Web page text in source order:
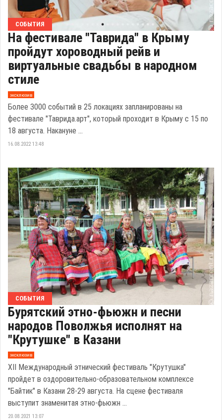
СОБЫТИЯ
На фестивале "Таврида" в Крыму
пройдут хороводный рейв и
виртуальные свадьбы в народном
стиле
эксклюзив
Более 3000 событий в 25 локациях запланированы на
фестивале "Таврида.арт", который проходит в Крыму с 15 по
18 августа. Накануне ...
16.08.2022 13:48
СОБЫТИЯ
Бурятский этно-фьюжн и песни
народов Поволжья исполнят на
"Крутушке" в Казани
эксклюзив
XII Международный этнический фестиваль "Крутушка"
пройдет в оздоровительно-образовательном комплексе
"Байтик" в Казани 28-29 августа. На сцене фестиваля
выступит знаменитая этно-фьюжн ...
20.08.2021 13:07